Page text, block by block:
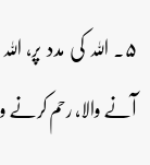
۵۔ اللہ کی مدد
آنے والا، رحم